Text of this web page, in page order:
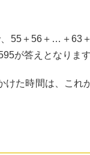
55＋56＋…＋63
が答えとなります
た時間は、これ